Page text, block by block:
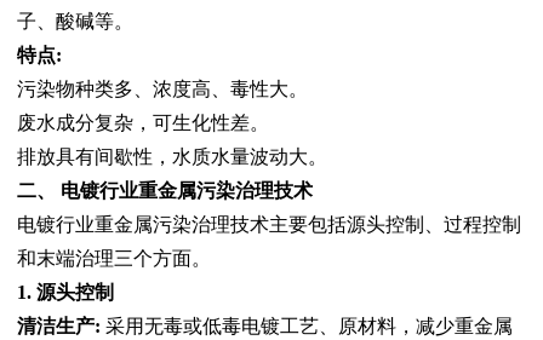
子、酸碱等。
特点:
污染物种类多、浓度高、毒性大。
废水成分复杂，可生化性差。
排放具有间歇性，水质水量波动大。
二、 电镀行业重金属污染治理技术
电镀行业重金属污染治理技术主要包括源头控制、过程控制
和末端治理三个方面。
1. 源头控制
清洁生产: 采用无毒或低毒电镀工艺、原材料，减少重金属